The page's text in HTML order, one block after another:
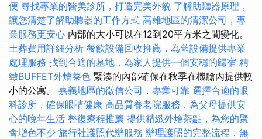
便 尋找專業的醫美診所，打造完美外貌 了解助聽器原理，
讓您清楚了解助聽器的工作方式 高雄地區的清潔公司，專
業服務更安心 內部的大小可以在12到20平方米之間變化。
土葬費用詳細分析 餐飲設備回收推薦，為舊設備提供專業
處理服務 找到合適的墓地，為家人提供一個安穩的歸宿 精
緻BUFFET外燴菜色 緊湊的內部確保在秋季在機艙內提供較
小的公寓。 嘉義地區的徵信公司，專業可靠 選擇合適的眼
科診所，確保眼睛健康 高品質養老院服務，為父母提供安
心的晚年生活 整復療程推薦 提供精緻外燴茶點，為您的聚
會增色不少 旅行社護照代辦服務 辦理護照的完整流程，無